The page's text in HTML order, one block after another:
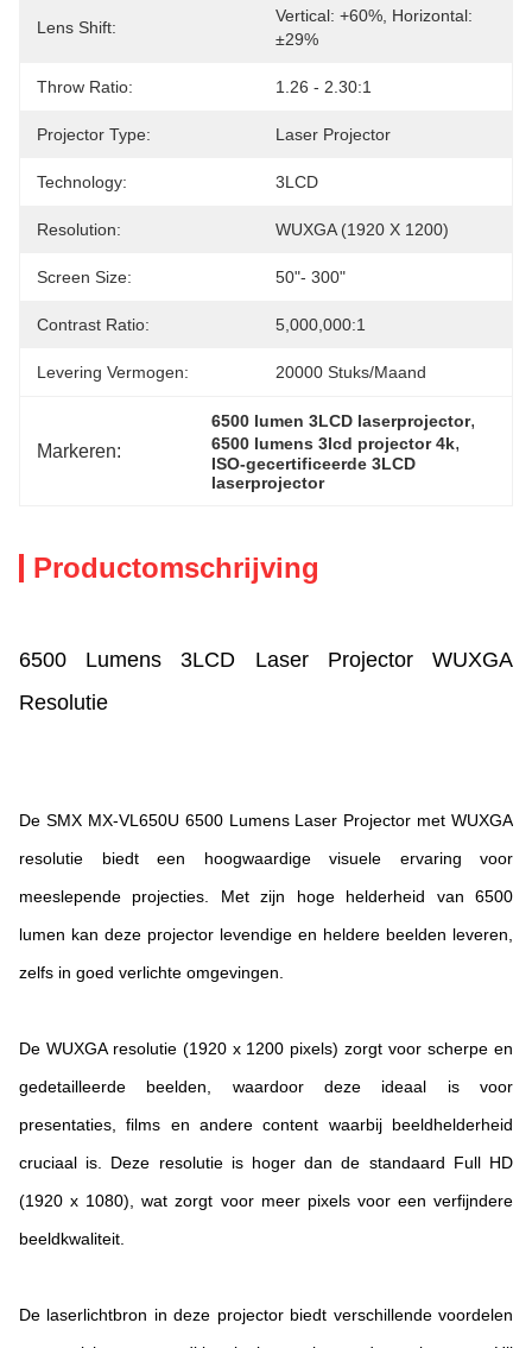
Lens Shift:
Vertical: +60%, Horizontal:
±29%
Throw Ratio: 1.26 - 2.30:1
Projector Type: Laser Projector
Technology: 3LCD
Resolution: WUXGA (1920 X 1200)
Screen Size: 50"- 300"
Contrast Ratio: 5,000,000:1
Levering Vermogen: 20000 Stuks/maand
Markeren:
6500 lumen 3LCD laserprojector,
6500 lumens 3lcd projector 4k,
ISO-gecertificeerde 3LCD
laserprojector
Productomschrijving
6500 Lumens 3LCD Laser Projector WUXGA
Resolutie
De SMX MX-VL650U 6500 Lumens Laser Projector met WUXGA
resolutie biedt een hoogwaardige visuele ervaring voor
meeslepende projecties. Met zijn hoge helderheid van 6500
lumen kan deze projector levendige en heldere beelden leveren,
zelfs in goed verlichte omgevingen.
De WUXGA resolutie (1920 x 1200 pixels) zorgt voor scherpe en
gedetailleerde beelden, waardoor deze ideaal is voor
presentaties, films en andere content waarbij beeldhelderheid
cruciaal is. Deze resolutie is hoger dan de standaard Full HD
(1920 x 1080), wat zorgt voor meer pixels voor een verfijndere
beeldkwaliteit.
De laserlichtbron in deze projector biedt verschillende voordelen